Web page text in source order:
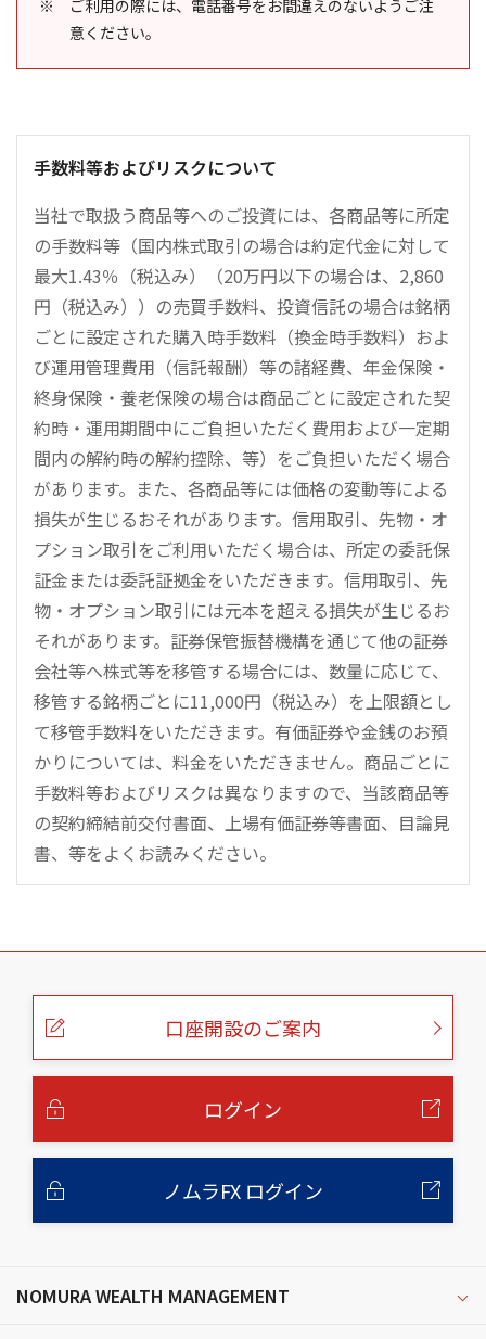
ご利用の際には、電話番号をお間違えのないようご注
意ください。
手数料等およびリスクについて
当社で取扱う商品等へのご投資には、各商品等に所定
の手数料等（国内株式取引の場合は約定代金に対して
最大1.43％（税込み）（20万円以下の場合は、2,860
円（税込み））の売買手数料、投資信託の場合は銘柄
ごとに設定された購入時手数料（換金時手数料）およ
び運用管理費用（信託報酬）等の諸経費、年金保険・
終身保険・養老保険の場合は商品ごとに設定された契
約時・運用期間中にご負担いただく費用および一定期
間内の解約時の解約控除、等）をご負担いただく場合
があります。また、各商品等には価格の変動等による
損失が生じるおそれがあります。信用取引、先物・オ
プション取引をご利用いただく場合は、所定の委託保
証金または委託証拠金をいただきます。信用取引、先
物・オプション取引には元本を超える損失が生じるお
それがあります。証券保管振替機構を通じて他の証券
会社等へ株式等を移管する場合には、数量に応じて、
移管する銘柄ごとに11,000円（税込み）を上限額とし
て移管手数料をいただきます。有価証券や金銭のお預
かりについては、料金をいただきません。商品ごとに
手数料等およびリスクは異なりますので、当該商品等
の契約締結前交付書面、上場有価証券等書面、目論見
書、等をよくお読みください。
こ
口座開設のご案内
ログイン
ノムラFX ログイン
NOMURA WEALTH MANAGEMENT